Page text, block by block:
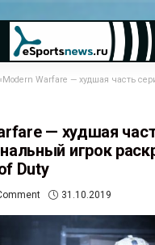
«Modern Warfare — худшая часть серии». Профессиональный
— худшая
игрок
Duty
31.10.2019